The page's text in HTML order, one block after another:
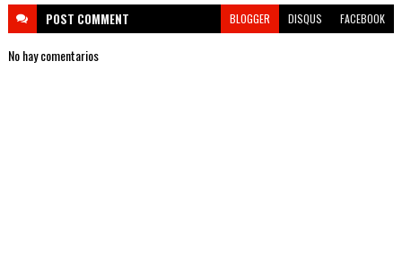
POST COMMENT BLOGGER DISQUS FACEBOOK
No hay comentarios